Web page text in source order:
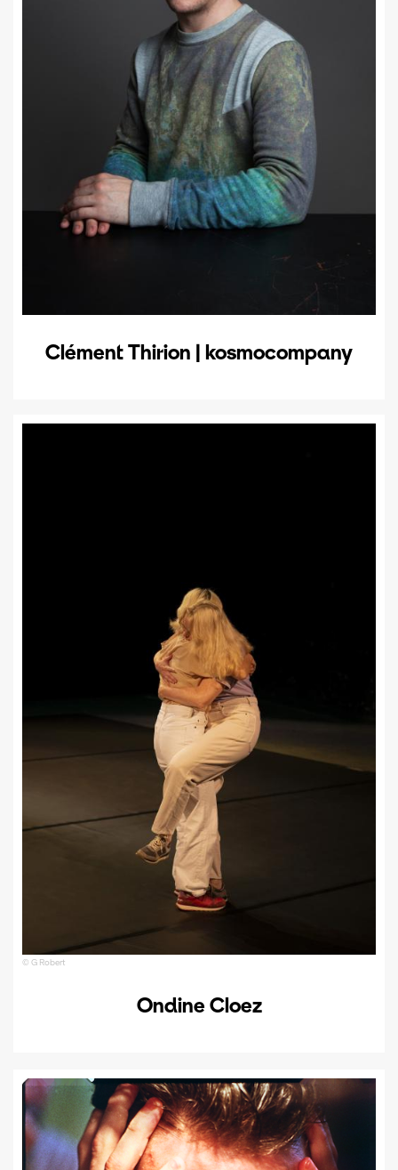
Clément Thirion | kosmocompany
© G Robert
Ondine Cloez